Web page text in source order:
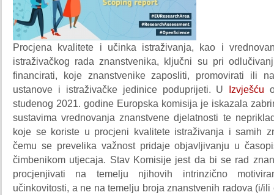
Procjena kvalitete i učinka istraživanja, kao i
istraživačkog rada znanstvenika, ključni su pri
financirati, koje znanstvenike zaposliti, promovirati ili
ustanove i istraživačke jedinice poduprijeti. U Izvješću
studenog 2021. godine Europska komisija je iskazala
sustavima vrednovanja znanstvene djelatnosti te
koje se koriste u procjeni kvalitete istraživanja i samih
čemu se prevelika važnost pridaje objavljivanju u
čimbenikom utjecaja. Stav Komisije jest da bi se rad
procjenjivati na temelju njihovih intrinzično
učinkovitosti, a ne na temelju broja znanstvenih radova (i/ili